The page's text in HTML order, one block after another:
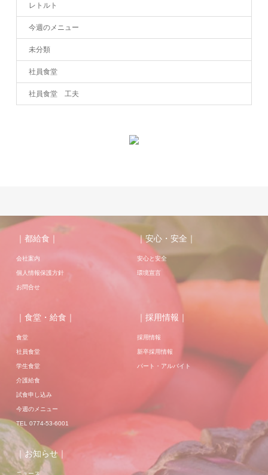
レトルト
今週のメニュー
未分類
社員食堂
社員食堂 工夫
｜都給食｜
会社案内
個人情報保護方針
お問合せ
｜安心・安全｜
安心と安全
環境宣言
｜食堂・給食｜
食堂
社員食堂
学生食堂
介護給食
試食申し込み
今週のメニュー
TEL 0774-53-6001
｜採用情報｜
採用情報
新卒採用情報
パート・アルバイト
｜お知らせ｜
ニュース